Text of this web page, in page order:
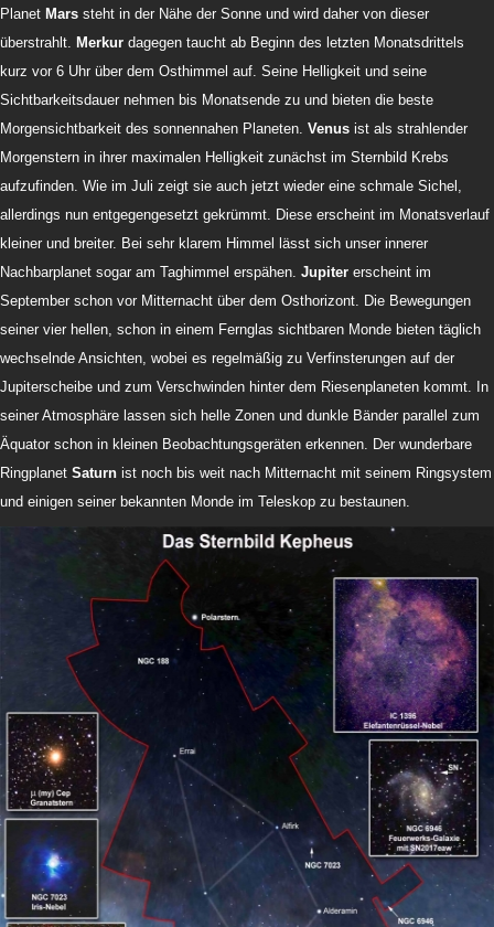
Planet Mars steht in der Nähe der Sonne und wird daher von dieser
überstrahlt. Merkur dagegen taucht ab Beginn des letzten Monatsdrittels
kurz vor 6 Uhr über dem Osthimmel auf. Seine Helligkeit und seine
Sichtbarkeitsdauer nehmen bis Monatsende zu und bieten die beste
Morgensichtbarkeit des sonnennahen Planeten. Venus ist als strahlender
Morgenstern in ihrer maximalen Helligkeit zunächst im Sternbild Krebs
aufzufinden. Wie im Juli zeigt sie auch jetzt wieder eine schmale Sichel,
allerdings nun entgegengesetzt gekrümmt. Diese erscheint im Monatsverlauf
kleiner und breiter. Bei sehr klarem Himmel lässt sich unser innerer
Nachbarplanet sogar am Taghimmel erspähen. Jupiter erscheint im
September schon vor Mitternacht über dem Osthorizont. Die Bewegungen
seiner vier hellen, schon in einem Fernglas sichtbaren Monde bieten täglich
wechselnde Ansichten, wobei es regelmäßig zu Verfinsterungen auf der
Jupiterscheibe und zum Verschwinden hinter dem Riesenplaneten kommt. In
seiner Atmosphäre lassen sich helle Zonen und dunkle Bänder parallel zum
Äquator schon in kleinen Beobachtungsgeräten erkennen. Der wunderbare
Ringplanet Saturn ist noch bis weit nach Mitternacht mit seinem Ringsystem
und einigen seiner bekannten Monde im Teleskop zu bestaunen.